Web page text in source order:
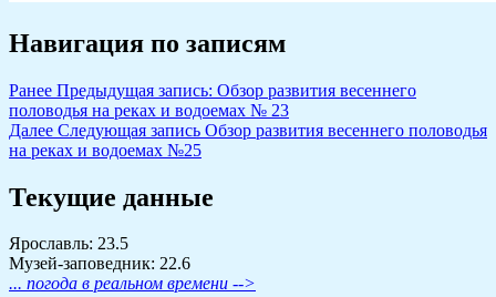
Навигация по записям
Ранее Предыдущая запись: Обзор развития весеннего
половодья на реках и водоемах № 23
Далее Следующая запись Обзор развития весеннего половодья
на реках и водоемах №25
Текущие данные
Ярославль: 23.5
Музей-заповедник: 22.6
... погода в реальном времени -->